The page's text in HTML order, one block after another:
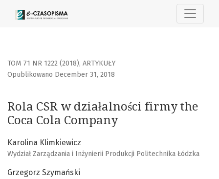
Rola CSR w działalności firmy the Coca Cola Company
TOM 71 NR 1222 (2018), ARTYKUŁY
Rola CSR w działalności firmy the
Coca Cola Company
Opublikowano December 31, 2018
Karolina Klimkiewicz
Wydział Zarządzania i Inżynierii Produkcji Politechnika Łódzka
Grzegorz Szymański